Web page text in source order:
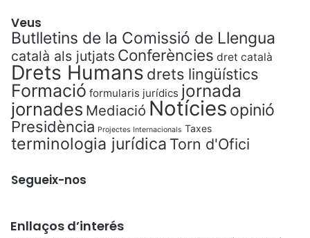
Veus
Butlletins de la Comissió de Llengua
català als jutjats Conferències dret català
Drets Humans drets lingüístics
Formació formularis jurídics jornada
jornades Mediació Notícies opinió
Presidència Projectes Internacionals Taxes
terminologia jurídica Torn d'Ofici
Segueix-nos
Enllaços d’interés